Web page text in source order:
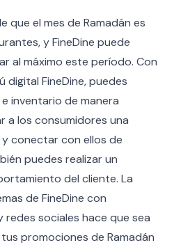
que el mes de Ramadán es
y FineDine puede
al máximo este período. Con
digital FineDine, puedes
inventario de manera
a los consumidores una
conectar con ellos de
puedes realizar un
del cliente. La
de FineDine con
redes sociales hace que sea
promociones de Ramadán